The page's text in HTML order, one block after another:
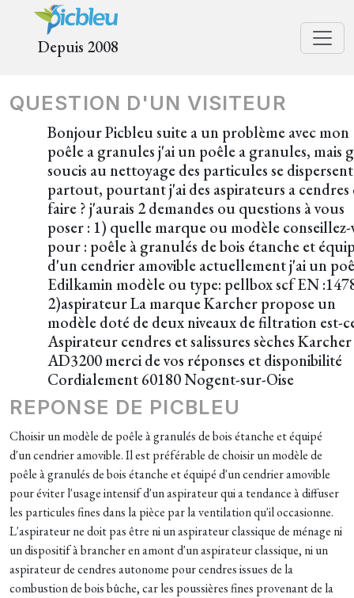
Depuis 2008
QUESTION D'UN VISITEUR
Bonjour Picbleu suite a un problème avec mon
poêle a granules j'ai un poêle a granules, mais
soucis au nettoyage des particules se dispersent
partout, pourtant j'ai des aspirateurs a cendres
faire ? j'aurais 2 demandes ou questions à vous
poser : 1) quelle marque ou modèle
pour : poêle à granulés de bois étanche et
d'un cendrier amovible actuellement j'ai un
Edilkamin modèle ou type: pellbox scf EN
2)aspirateur La marque Karcher propose un
modèle doté de deux niveaux de filtration est-
Aspirateur cendres et salissures sèches Karcher
AD3200 merci de vos réponses et disponibilité
Cordialement 60180 Nogent-sur-Oise
REPONSE DE PICBLEU
Choisir un modèle de poêle à granulés de bois étanche et équipé
d'un cendrier amovible. Il est préférable de choisir un modèle de
poêle à granulés de bois étanche et équipé d'un cendrier amovible
pour éviter l'usage intensif d'un aspirateur qui a tendance à diffuser
les particules fines dans la pièce par la ventilation qu'il occasionne.
L'aspirateur ne doit pas être ni un aspirateur classique de ménage ni
un dispositif à brancher en amont d'un aspirateur classique, ni un
aspirateur de cendres autonome pour cendres issues de la
combustion de bois bûche, car les poussières fines provenant de la